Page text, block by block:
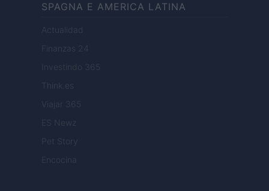
SPAGNA E AMERICA LATINA
Actualidad
Finanzas 24
Investindo 365
Think.es
Viajar 365
ES Newz
Pet Story
Encocina